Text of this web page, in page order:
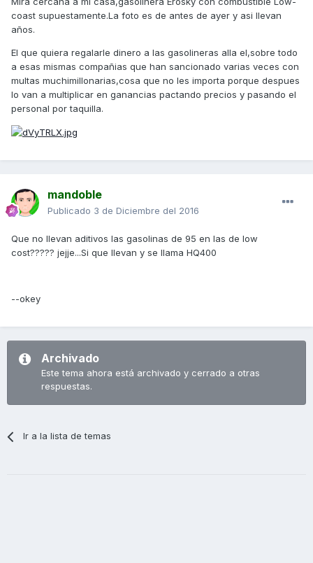
coast supuestamente.La foto es de antes de ayer y asi llevan
años.
El que quiera regalarle dinero a las gasolineras alla el,sobre todo
a esas mismas compañias que han sancionado varias veces con
multas muchimillonarias,cosa que no les importa porque despues
lo van a multiplicar en ganancias pactando precios y pasando el
personal por taquilla.
mandoble
Publicado 3 de Diciembre del 2016
Que no llevan aditivos las gasolinas de 95 en las de low
cost????? jejje...Si que llevan y se llama HQ400
--okey
Archivado
Este tema ahora está archivado y cerrado a otras
respuestas.
Ir a la lista de temas